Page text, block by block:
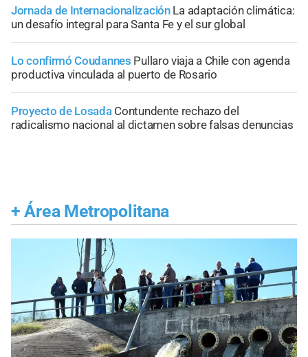
Jornada de Internacionalización La adaptación climática:
un desafío integral para Santa Fe y el sur global
Lo confirmó Coudannes Pullaro viaja a Chile con agenda
productiva vinculada al puerto de Rosario
Proyecto de Losada Contundente rechazo del
radicalismo nacional al dictamen sobre falsas denuncias
+ Área Metropolitana